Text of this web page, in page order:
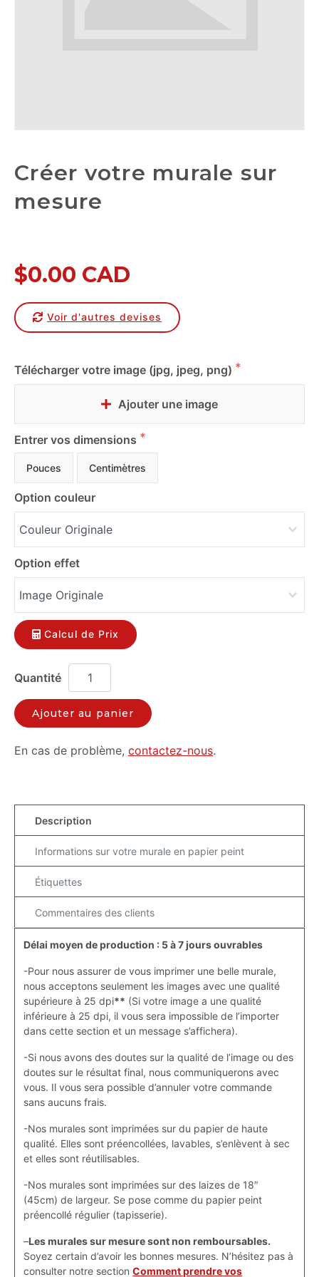
Créer votre murale sur
mesure
Voir d'autres devises
$0.00 CAD
Télécharger votre image (jpg, jpeg, png)
Ajouter une image
Entrer vos dimensions
Pouces Centimètres
Option couleur
Option effet
Calcul de Prix
Ajouter au panier
En cas de problème, contactez-nous.
Description
Informations sur votre murale en papier peint
Étiquettes
Commentaires des clients
Délai moyen de production : 5 à 7 jours ouvrables
-Pour nous assurer de vous imprimer une belle murale,
nous acceptons seulement les images avec une qualité
supérieure à 25 dpi** (Si votre image a une qualité
inférieure à 25 dpi, il vous sera impossible de l’importer
dans cette section et un message s’affichera).
-Si nous avons des doutes sur la qualité de l’image ou des
doutes sur le résultat final, nous communiquerons avec
vous. Il vous sera possible d’annuler votre commande
sans aucuns frais.
-Nos murales sont imprimées sur du papier de haute
qualité. Elles sont préencollées, lavables, s’enlèvent à sec
et elles sont réutilisables.
-Nos murales sont imprimées sur des laizes de 18″
(45cm) de largeur. Se pose comme du papier peint
préencollé régulier (tapisserie).
–Les murales sur mesure sont non remboursables.
Soyez certain d’avoir les bonnes mesures. N’hésitez pas à
consulter notre sectionComment prendre vos